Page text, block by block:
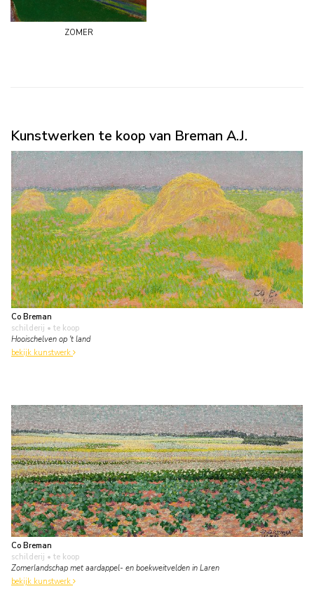
zomer
Kunstwerken te koop van Breman A.J.
Co Breman
schilderij • te koop
Hooischelven op 't land
bekijk kunstwerk
Co Breman
schilderij • te koop
Zomerlandschap met aardappel- en boekweitvelden in Laren
bekijk kunstwerk